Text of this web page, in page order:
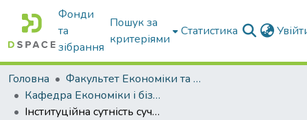
Фонди
та
зібрання
Пошук за
критеріями
Статистика
Головна
Факультет Економіки та бізнесу
Кафедра Економіки і бізнесу
Інституційна сутність сучасних літературних напрямків